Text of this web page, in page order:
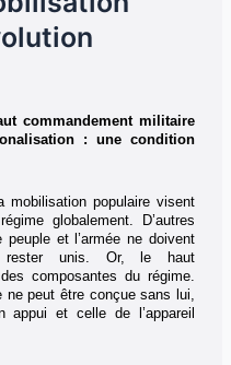
commandement militaire
: une condition
mobilisation populaire visent
globalement. D’autres
et l’armée ne doivent
unis. Or, le haut
composantes du régime.
peut être conçue sans lui,
appui et celle de l’appareil